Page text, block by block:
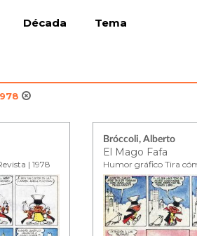
Década Tema
| 1978
Bróccoli, Alberto
El Mago Fafa
Humor gráfico Tira